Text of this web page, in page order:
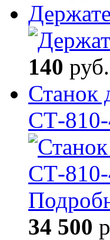
140 руб.
Станок
СТ-
34 500